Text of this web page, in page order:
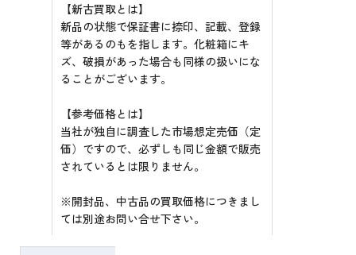
【新古買取とは】
新品の状態で保証書に捺印、記載、登録
等があるのもを指します。化粧箱にキ
ズ、破損があった場合も同様の扱いにな
ることがございます。
【参考価格とは】
当社が独自に調査した市場想定売価（定
価）ですので、必ずしも同じ金額で販売
されているとは限りません。
※開封品、中古品の買取価格につきまし
ては別途お問い合せ下さい。